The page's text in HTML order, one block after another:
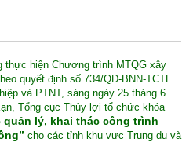
thực hiện Chương trình MTQG xây
quyết định số 734/QĐ-BNN-TCTL
và PTNT, sáng ngày 25 tháng 6
Tổng cục Thủy lợi tổ chức khóa
quản lý, khai thác công trình
cho các tỉnh khu vực Trung du và